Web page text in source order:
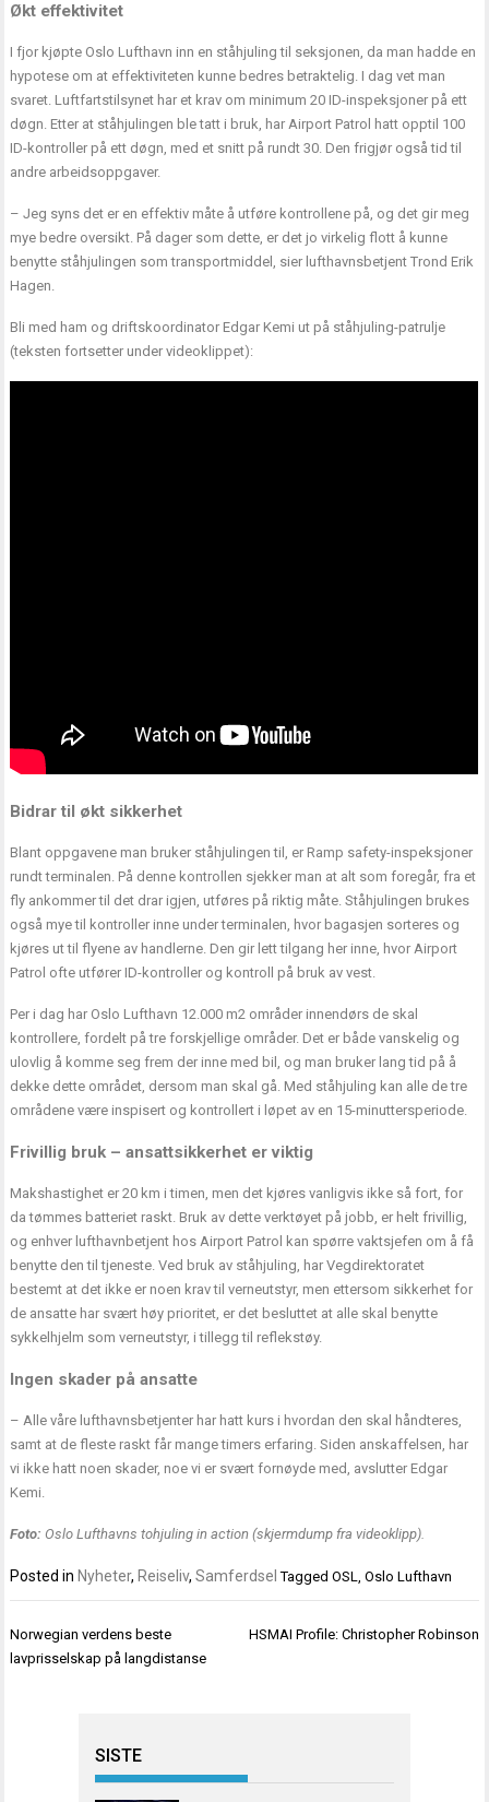
Økt effektivitet
I fjor kjøpte Oslo Lufthavn inn en ståhjuling til seksjonen, da man hadde en
hypotese om at effektiviteten kunne bedres betraktelig. I dag vet man
svaret. Luftfartstilsynet har et krav om minimum 20 ID-inspeksjoner på ett
døgn. Etter at ståhjulingen ble tatt i bruk, har Airport Patrol hatt opptil 100
ID-kontroller på ett døgn, med et snitt på rundt 30. Den frigjør også tid til
andre arbeidsoppgaver.
– Jeg syns det er en effektiv måte å utføre kontrollene på, og det gir meg
mye bedre oversikt. På dager som dette, er det jo virkelig flott å kunne
benytte ståhjulingen som transportmiddel, sier lufthavnsbetjent Trond Erik
Hagen.
Bli med ham og driftskoordinator Edgar Kemi ut på ståhjuling-patrulje
(teksten fortsetter under videoklippet):
Bidrar til økt sikkerhet
Blant oppgavene man bruker ståhjulingen til, er Ramp safety-inspeksjoner
rundt terminalen. På denne kontrollen sjekker man at alt som foregår, fra et
fly ankommer til det drar igjen, utføres på riktig måte. Ståhjulingen brukes
også mye til kontroller inne under terminalen, hvor bagasjen sorteres og
kjøres ut til flyene av handlerne. Den gir lett tilgang her inne, hvor Airport
Patrol ofte utfører ID-kontroller og kontroll på bruk av vest.
Per i dag har Oslo Lufthavn 12.000 m2 områder innendørs de skal
kontrollere, fordelt på tre forskjellige områder. Det er både vanskelig og
ulovlig å komme seg frem der inne med bil, og man bruker lang tid på å
dekke dette området, dersom man skal gå. Med ståhjuling kan alle de tre
områdene være inspisert og kontrollert i løpet av en 15-minuttersperiode.
Frivillig bruk – ansattsikkerhet er viktig
Makshastighet er 20 km i timen, men det kjøres vanligvis ikke så fort, for
da tømmes batteriet raskt. Bruk av dette verktøyet på jobb, er helt frivillig,
og enhver lufthavnbetjent hos Airport Patrol kan spørre vaktsjefen om å få
benytte den til tjeneste. Ved bruk av ståhjuling, har Vegdirektoratet
bestemt at det ikke er noen krav til verneutstyr, men ettersom sikkerhet for
de ansatte har svært høy prioritet, er det besluttet at alle skal benytte
sykkelhjelm som verneutstyr, i tillegg til reflekstøy.
Ingen skader på ansatte
– Alle våre lufthavnsbetjenter har hatt kurs i hvordan den skal håndteres,
samt at de fleste raskt får mange timers erfaring. Siden anskaffelsen, har
vi ikke hatt noen skader, noe vi er svært fornøyde med, avslutter Edgar
Kemi.
Foto: Oslo Lufthavns tohjuling in action (skjermdump fra videoklipp).
Posted in Nyheter, Reiseliv,Samferdsel TaggedOSL,Oslo Lufthavn
Innleggsnavigasjon
Norwegian verdens beste
lavprisselskap på langdistanse
HSMAI Profile: Christopher Robinson
SISTE